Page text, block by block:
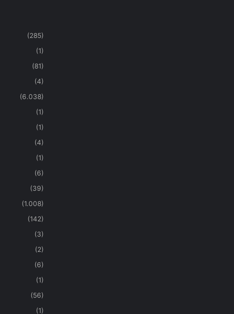
(285)
(1)
(81)
(4)
(6.038)
(1)
(1)
(4)
(1)
(6)
(39)
(1.008)
(142)
(3)
(2)
(6)
(1)
(56)
(1)